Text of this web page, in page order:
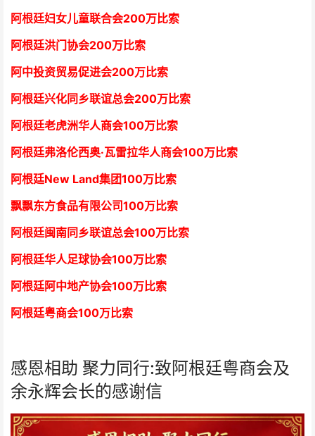
阿根廷妇女儿童联合会200万比索
阿根廷洪门协会200万比索
阿中投资贸易促进会200万比索
阿根廷兴化同乡联谊总会200万比索
阿根廷老虎洲华人商会100万比索
阿根廷弗洛伦西奥·瓦雷拉华人商会100万比索
阿根廷New Land集团100万比索
飘飘东方食品有限公司100万比索
阿根廷闽南同乡联谊总会100万比索
阿根廷华人足球协会100万比索
阿根廷阿中地产协会100万比索
阿根廷粤商会100万比索
感恩相助 聚力同行:致阿根廷粤商会及
余永辉会长的感谢信